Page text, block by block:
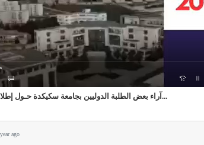
آراء بعض الطلبة الدوليين بجامعة سكيكدة حـول إطلاق...
ago